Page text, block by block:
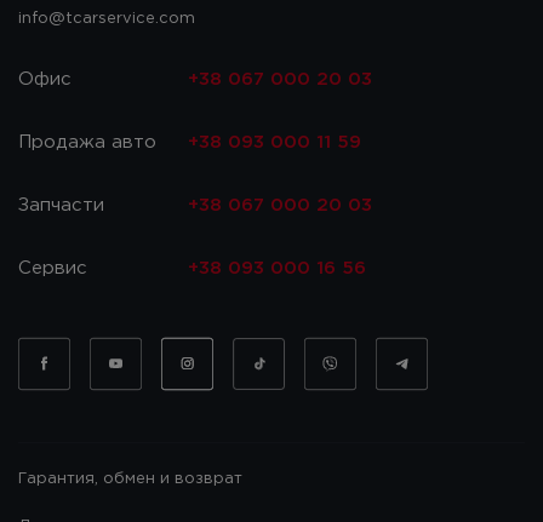
info@tcarservice.com
Офис +38 067 000 20 03
Продажа авто +38 093 000 11 59
Запчасти +38 067 000 20 03
Сервис +38 093 000 16 56
Гарантия, обмен и возврат